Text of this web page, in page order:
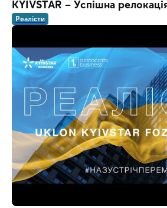
KYIVSTAR – Успішна
Реалісти